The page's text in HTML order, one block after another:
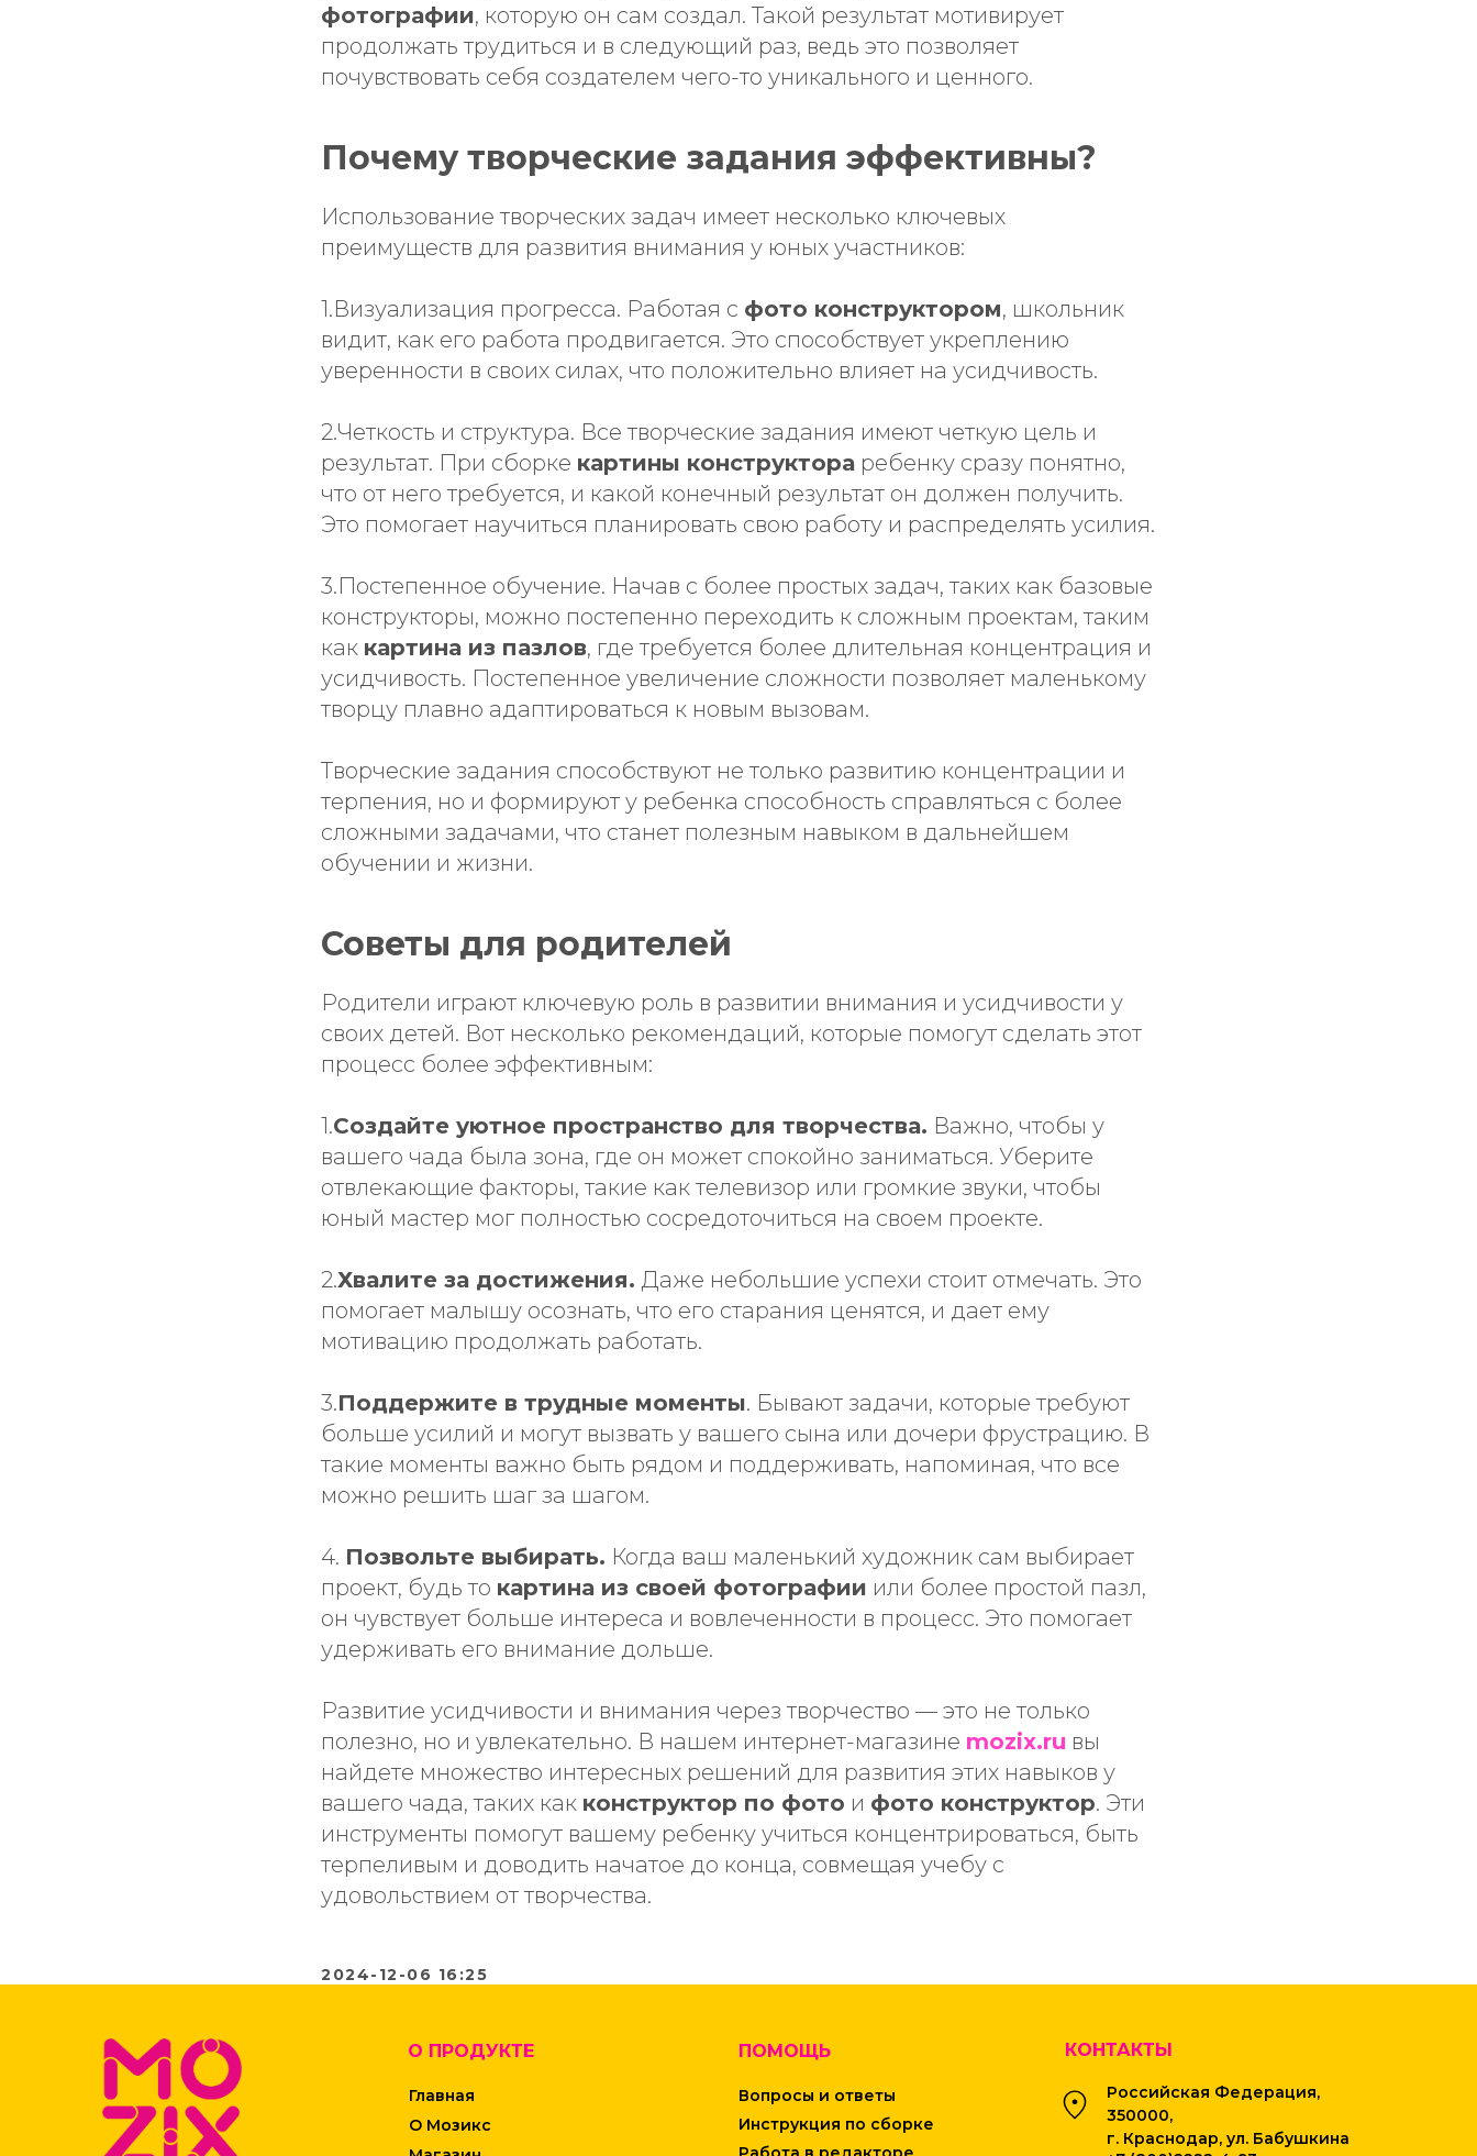
фотографии, которую он сам создал. Такой результат мотивирует
продолжать трудиться и в следующий раз, ведь это позволяет
почувствовать себя создателем чего-то уникального и ценного.
Почему творческие задания эффективны?
Использование творческих задач имеет несколько ключевых
преимуществ для развития внимания у юных участников:
1.Визуализация прогресса. Работая с фото конструктором, школьник
видит, как его работа продвигается. Это способствует укреплению
уверенности в своих силах, что положительно влияет на усидчивость.
2.Четкость и структура. Все творческие задания имеют четкую цель и
результат. При сборке картины конструктора ребенку сразу понятно,
что от него требуется, и какой конечный результат он должен получить.
Это помогает научиться планировать свою работу и распределять усилия.
3.Постепенное обучение. Начав с более простых задач, таких как базовые
конструкторы, можно постепенно переходить к сложным проектам, таким
как картина из пазлов, где требуется более длительная концентрация и
усидчивость. Постепенное увеличение сложности позволяет маленькому
творцу плавно адаптироваться к новым вызовам.
Творческие задания способствуют не только развитию концентрации и
терпения, но и формируют у ребенка способность справляться с более
сложными задачами, что станет полезным навыком в дальнейшем
обучении и жизни.
Советы для родителей
Родители играют ключевую роль в развитии внимания и усидчивости у
своих детей. Вот несколько рекомендаций, которые помогут сделать этот
процесс более эффективным:
1.Создайте уютное пространство для творчества. Важно, чтобы у
вашего чада была зона, где он может спокойно заниматься. Уберите
отвлекающие факторы, такие как телевизор или громкие звуки, чтобы
юный мастер мог полностью сосредоточиться на своем проекте.
2.Хвалите за достижения. Даже небольшие успехи стоит отмечать. Это
помогает малышу осознать, что его старания ценятся, и дает ему
мотивацию продолжать работать.
3.Поддержите в трудные моменты. Бывают задачи, которые требуют
больше усилий и могут вызвать у вашего сына или дочери фрустрацию. В
такие моменты важно быть рядом и поддерживать, напоминая, что все
можно решить шаг за шагом.
4. Позвольте выбирать. Когда ваш маленький художник сам выбирает
проект, будь то картина из своей фотографии или более простой пазл,
он чувствует больше интереса и вовлеченности в процесс. Это помогает
удерживать его внимание дольше.
Развитие усидчивости и внимания через творчество — это не только
полезно, но и увлекательно. В нашем интернет-магазине mozix.ru вы
найдете множество интересных решений для развития этих навыков у
вашего чада, таких как конструктор по фото и фото конструктор. Эти
инструменты помогут вашему ребенку учиться концентрироваться, быть
терпеливым и доводить начатое до конца, совмещая учебу с
удовольствием от творчества.
2024-12-06 16:25
Российская Федерация,
350000,
г. Краснодар, ул. Бабушкина
КОНТАКТЫ
Инструкция по сборке
Вопросы и ответы
ПОМОЩЬ
О Мозикс
Главная
О ПРОДУКТЕ